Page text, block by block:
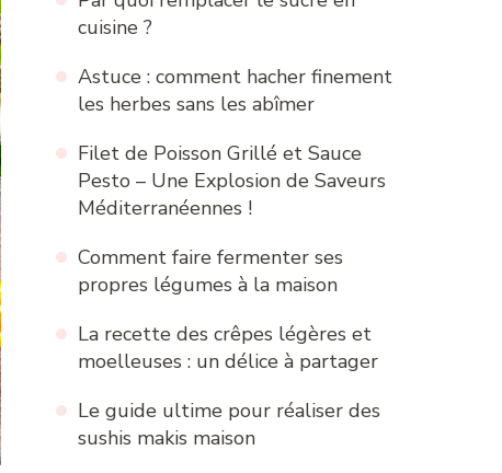
cuisine ?
Astuce : comment hacher finement
les herbes sans les abîmer
Filet de Poisson Grillé et Sauce
Pesto – Une Explosion de Saveurs
Méditerranéennes !
Comment faire fermenter ses
propres légumes à la maison
La recette des crêpes légères et
moelleuses : un délice à partager
Le guide ultime pour réaliser des
sushis makis maison